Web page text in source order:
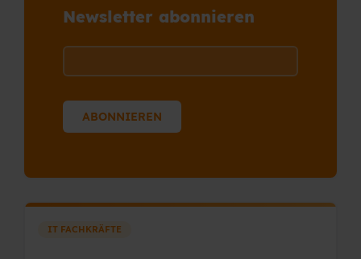
Newsletter abonnieren
IT FACHKRÄFTE